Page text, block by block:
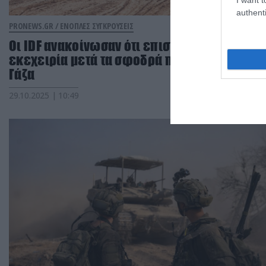
PRONEWS.GR / ΕΝΟΠΛΕΣ ΣΥΓΚΡΟΥΣΕΙΣ
Οι IDF ανακοίνωσαν ότι επιστρέφουν στην
εκεχειρία μετά τα σφοδρά πλήγματα στη
Γάζα
29.10.2025 | 10:49